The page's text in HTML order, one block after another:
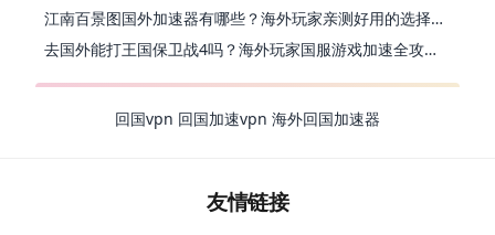
江南百景图国外加速器有哪些？海外玩家亲测好用的选择与避坑指南
去国外能打王国保卫战4吗？海外玩家国服游戏加速全攻略（附公主连结幻想江湖实测）
回国vpn 回国加速vpn 海外回国加速器
友情链接